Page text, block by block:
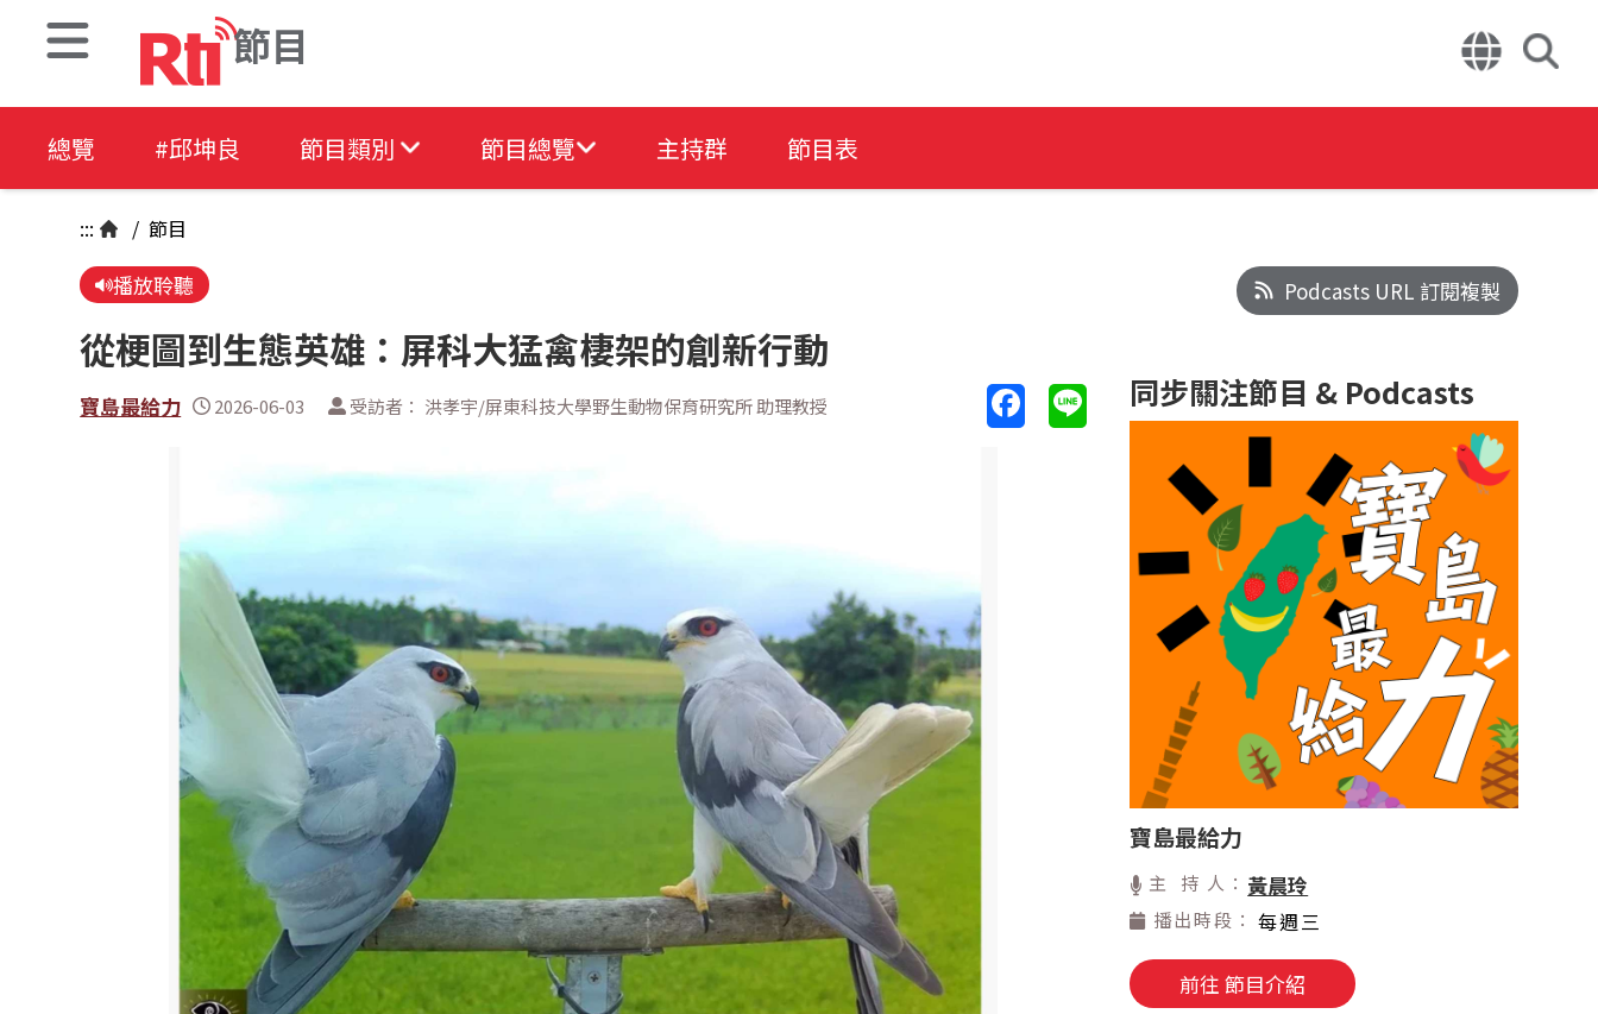
節目
總覽 #邱坤良 節目類別 節目總覽 主持群 節目表
::: / 節目
播放聆聽
從梗圖到生態英雄：屏科大猛禽棲架的創新行動
寶島最給力 2026-06-03 受訪者： 洪孝宇/屏東科技大學野生動物保育研究所 助理教授
Podcasts URL 訂閱複製
同步關注節目 & Podcasts
寶島最給力
主 持 人： 黃晨玲
播出時段： 每週三
前往 節目介紹